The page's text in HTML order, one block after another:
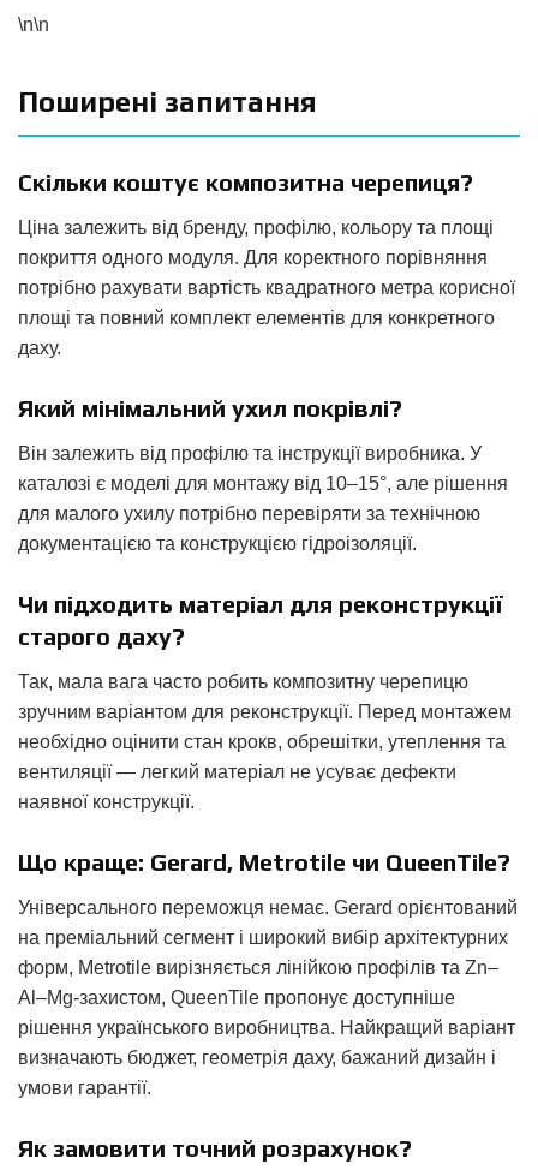
\n\n
Поширені запитання
Скільки коштує композитна черепиця?
Ціна залежить від бренду, профілю, кольору та площі
покриття одного модуля. Для коректного порівняння
потрібно рахувати вартість квадратного метра корисної
площі та повний комплект елементів для конкретного
даху.
Який мінімальний ухил покрівлі?
Він залежить від профілю та інструкції виробника. У
каталозі є моделі для монтажу від 10–15°, але рішення
для малого ухилу потрібно перевіряти за технічною
документацією та конструкцією гідроізоляції.
Чи підходить матеріал для реконструкції
старого даху?
Так, мала вага часто робить композитну черепицю
зручним варіантом для реконструкції. Перед монтажем
необхідно оцінити стан крокв, обрешітки, утеплення та
вентиляції — легкий матеріал не усуває дефекти
наявної конструкції.
Що краще: Gerard, Metrotile чи QueenTile?
Універсального переможця немає. Gerard орієнтований
на преміальний сегмент і широкий вибір архітектурних
форм, Metrotile вирізняється лінійкою профілів та Zn–
Al–Mg-захистом, QueenTile пропонує доступніше
рішення українського виробництва. Найкращий варіант
визначають бюджет, геометрія даху, бажаний дизайн і
умови гарантії.
Як замовити точний розрахунок?